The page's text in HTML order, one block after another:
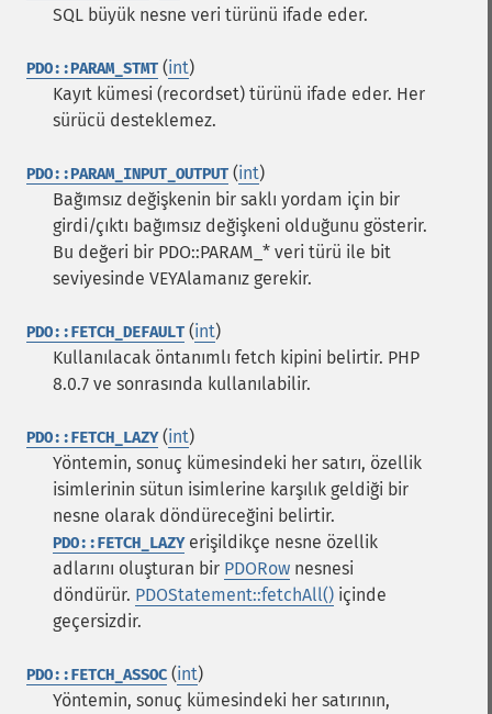
SQL büyük nesne veri türünü ifade eder.
PDO::PARAM_STMT (int)
Kayıt kümesi (recordset) türünü ifade eder. Her
sürücü desteklemez.
PDO::PARAM_INPUT_OUTPUT (int)
Bağımsız değişkenin bir saklı yordam için bir
girdi/çıktı bağımsız değişkeni olduğunu gösterir.
Bu değeri bir PDO::PARAM_* veri türü ile bit
seviyesinde VEYAlamanız gerekir.
PDO::FETCH_DEFAULT (int)
Kullanılacak öntanımlı fetch kipini belirtir. PHP
8.0.7 ve sonrasında kullanılabilir.
PDO::FETCH_LAZY(int)
Yöntemin, sonuç kümesindeki her satırı, özellik
isimlerinin sütun isimlerine karşılık geldiği bir
nesne olarak döndüreceğini belirtir.
PDO::FETCH_LAZYerişildikçe nesne özellik
adlarını oluşturan bir PDORow nesnesi
döndürür. PDOStatement::fetchAll() içinde
geçersizdir.
PDO::FETCH_ASSOC (int)
Yöntemin, sonuç kümesindeki her satırının,